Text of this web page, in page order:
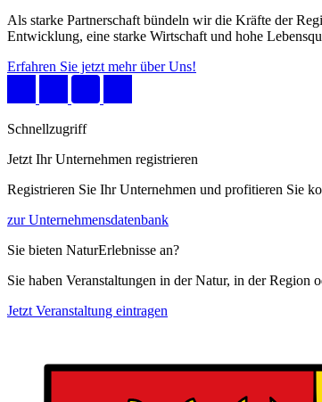
Als starke Partnerschaft bündeln wir die Kräfte der
Entwicklung, eine starke Wirtschaft und hohe
Erfahren Sie jetzt mehr über Uns!
Schnellzugriff
Jetzt Ihr Unternehmen registrieren
Registrieren Sie Ihr Unternehmen und profitieren Sie
zur Unternehmensdatenbank
Sie bieten NaturErlebnisse an?
Sie haben Veranstaltungen in der Natur, in der Region
Jetzt Veranstaltung eintragen